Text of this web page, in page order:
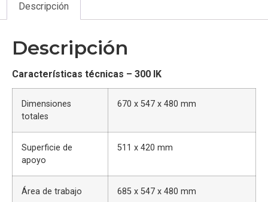
Descripción
Descripción
Características técnicas – 300 IK
Dimensiones
totales
670 x 547 x 480 mm
Superficie de
apoyo
511 x 420 mm
Área de trabajo 685 x 547 x 480 mm